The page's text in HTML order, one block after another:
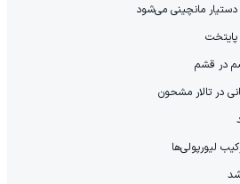
مانچینی می‌شود
در قشم
در تالار مشحون
لیورپولی‌ها